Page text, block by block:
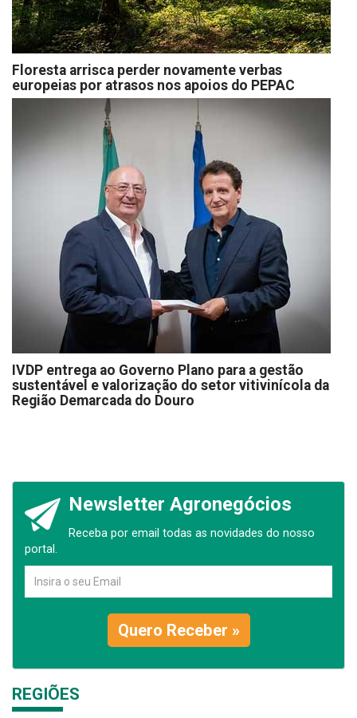
Floresta arrisca perder novamente verbas
europeias por atrasos nos apoios do PEPAC
IVDP entrega ao Governo Plano para a gestão
sustentável e valorização do setor vitivinícola da
Região Demarcada do Douro
Newsletter Agronegócios
Receba por email todas as novidades do nosso
portal.
Quero Receber »
REGIÕES